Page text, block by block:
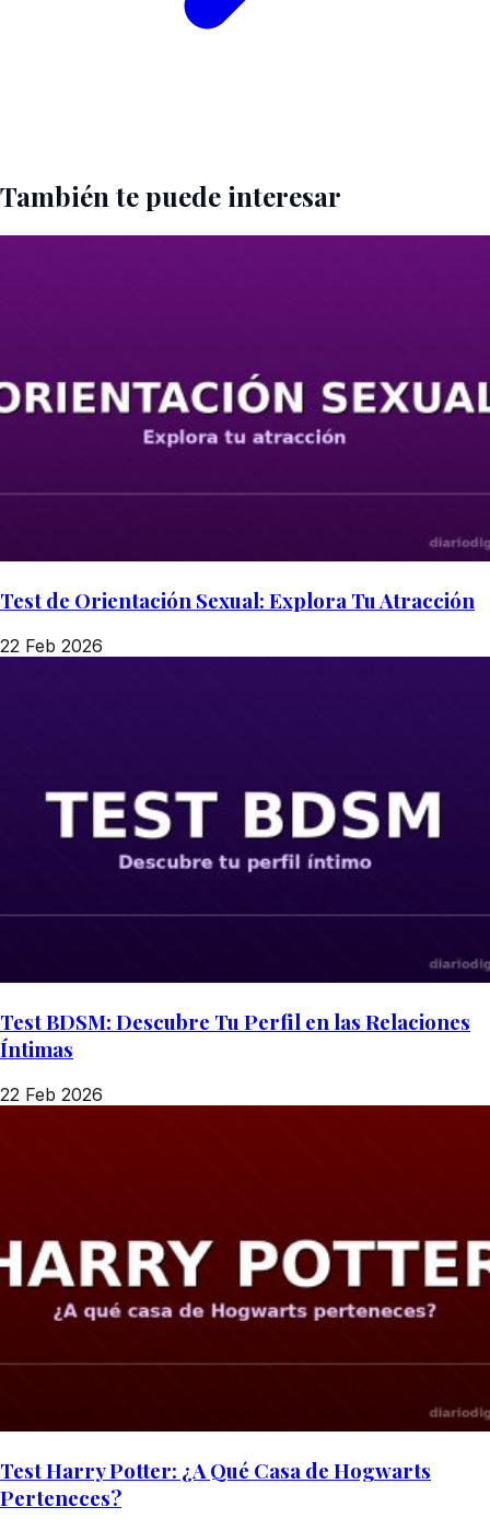
También te puede interesar
Test de Orientación Sexual: Explora Tu Atracción
22 Feb 2026
Test BDSM: Descubre Tu Perfil en las Relaciones
Íntimas
22 Feb 2026
Test Harry Potter: ¿A Qué Casa de Hogwarts
Perteneces?